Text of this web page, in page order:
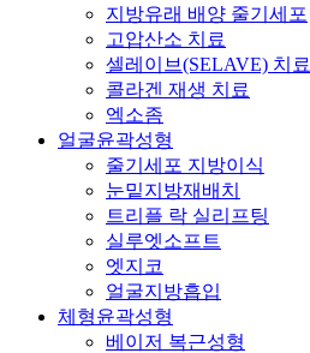
지방유래 배양 줄기세포
고압산소 치료
셀레이브(SELAVE) 치료
콜라겐 재생 치료
엑소좀
얼굴윤곽성형
줄기세포 지방이식
눈밑지방재배치
트리플 락 실리프팅
실루엣소프트
엣지코
얼굴지방흡입
체형윤곽성형
베이저 복근성형